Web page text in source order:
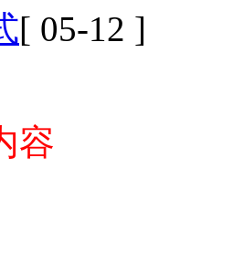
[ 05-12 ]
容